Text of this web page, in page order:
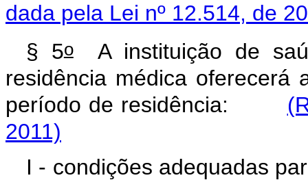
dada pela Lei nº 12.514, de
§ 5oA instituição de
residência médica oferecerá
período de residência:
2011)
I - condições adequadas